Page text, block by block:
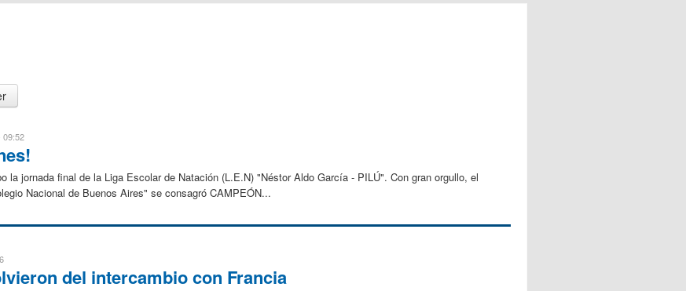
09:52
la jornada final de la Liga Escolar de Natación (L.E.N) "Néstor Aldo García - PILÚ". Con gran orgullo, el
Nacional de Buenos Aires" se consagró CAMPEÓN...
del intercambio con Francia